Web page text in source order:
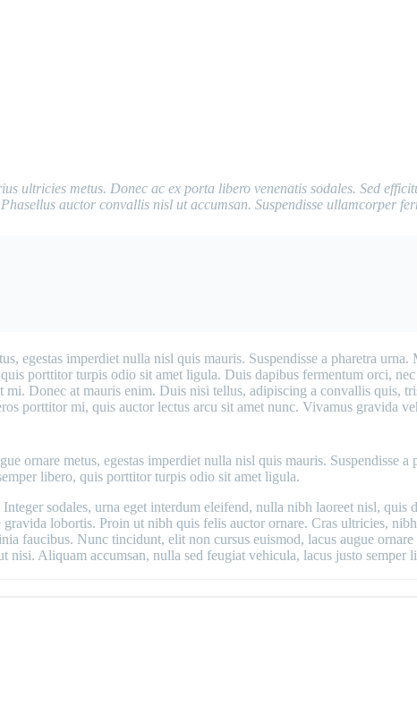
ultricies metus. Donec ac ex porta libero venenatis sodales. Sed
auctor convallis nisl ut accumsan. Suspendisse ullamcorper
egestas imperdiet nulla nisl quis mauris. Suspendisse a pharetra
porttitor turpis odio sit amet ligula. Duis dapibus fermentum orci,
Donec at mauris enim. Duis nisi tellus, adipiscing a convallis quis,
porttitor mi, quis auctor lectus arcu sit amet nunc. Vivamus gravida
ornare metus, egestas imperdiet nulla nisl quis mauris. Suspendisse
libero, quis porttitor turpis odio sit amet ligula.
sodales, urna eget interdum eleifend, nulla nibh laoreet nisl,
lobortis. Proin ut nibh quis felis auctor ornare. Cras ultricies,
faucibus. Nunc tincidunt, elit non cursus euismod, lacus augue
nisi. Aliquam accumsan, nulla sed feugiat vehicula, lacus justo semper